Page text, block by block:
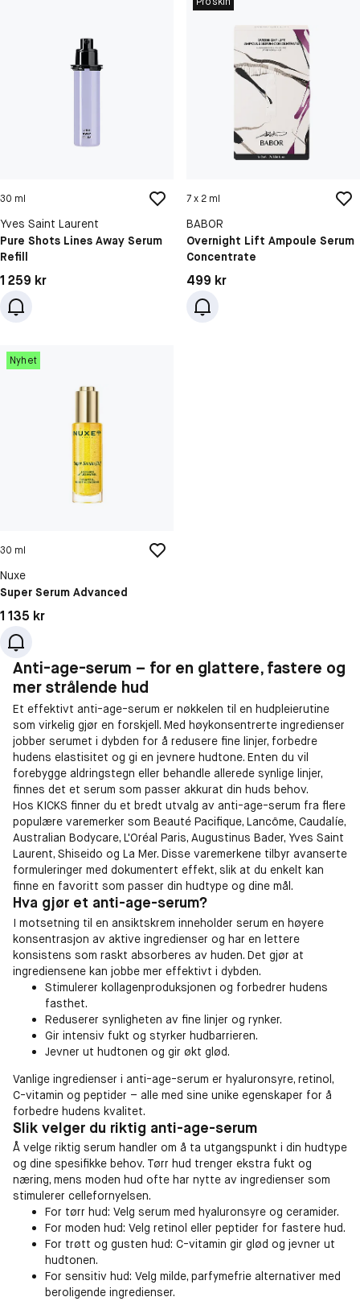
30 ml
Yves Saint Laurent
Pure Shots Lines Away Serum
Refill
Pris: 1 259 kr
1 259 kr
7 x 2 ml
BABOR
Overnight Lift Ampoule Serum
Concentrate
Pris: 499 kr
499 kr
Nyhet
30 ml
Nuxe
Super Serum Advanced
Pris: 1 135 kr
1 135 kr
Anti-age-serum – for en glattere, fastere og
mer strålende hud
Et effektivt anti-age-serum er nøkkelen til en hudpleierutine
som virkelig gjør en forskjell. Med høykonsentrerte ingredienser
jobber serumet i dybden for å redusere fine linjer, forbedre
hudens elastisitet og gi en jevnere hudtone. Enten du vil
forebygge aldringstegn eller behandle allerede synlige linjer,
finnes det et serum som passer akkurat din huds behov.
Hos KICKS finner du et bredt utvalg av anti-age-serum fra flere
populære varemerker som Beauté Pacifique, Lancôme, Caudalíe,
Australian Bodycare, L'Oréal Paris, Augustinus Bader, Yves Saint
Laurent, Shiseido og La Mer. Disse varemerkene tilbyr avanserte
formuleringer med dokumentert effekt, slik at du enkelt kan
finne en favoritt som passer din hudtype og dine mål.
Hva gjør et anti-age-serum?
I motsetning til en ansiktskrem inneholder serum en høyere
konsentrasjon av aktive ingredienser og har en lettere
konsistens som raskt absorberes av huden. Det gjør at
ingrediensene kan jobbe mer effektivt i dybden.
Stimulerer kollagenproduksjonen og forbedrer hudens
fasthet.
Reduserer synligheten av fine linjer og rynker.
Gir intensiv fukt og styrker hudbarrieren.
Jevner ut hudtonen og gir økt glød.
Vanlige ingredienser i anti-age-serum er hyaluronsyre, retinol,
C-vitamin og peptider – alle med sine unike egenskaper for å
forbedre hudens kvalitet.
Slik velger du riktig anti-age-serum
Å velge riktig serum handler om å ta utgangspunkt i din hudtype
og dine spesifikke behov. Tørr hud trenger ekstra fukt og
næring, mens moden hud ofte har nytte av ingredienser som
stimulerer cellefornyelsen.
For tørr hud: Velg serum med hyaluronsyre og ceramider.
For moden hud: Velg retinol eller peptider for fastere hud.
For trøtt og gusten hud: C-vitamin gir glød og jevner ut
hudtonen.
For sensitiv hud: Velg milde, parfymefrie alternativer med
beroligende ingredienser.